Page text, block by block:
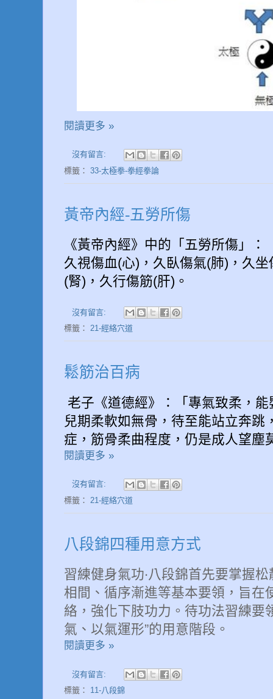
閱讀更多 »
沒有留言:
標籤： 33-太極拳-拳經拳論
黃帝內經-五勞所傷
《黃帝內經》中的「五勞所傷」：
久視傷血(心)，久臥傷氣(肺)，久
(腎)，久行傷筋(肝)。
沒有留言:
標籤： 21-經絡穴道
鬆筋治百病
老子《道德經》：「專氣致柔，
兒期柔軟如無骨，待至能站立奔跳
症，筋骨柔曲程度，仍是成人望塵
閱讀更多 »
沒有留言:
標籤： 21-經絡穴道
八段錦四種用意方式
習練健身氣功‧八段錦首先要掌握
相間、循序漸進等基本要領，旨在
絡，強化下肢功力。待功法習練要
氣、以氣運形”的用意階段。
閱讀更多 »
沒有留言:
標籤： 11-八段錦